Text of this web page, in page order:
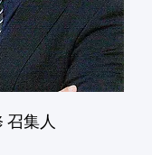
召集人